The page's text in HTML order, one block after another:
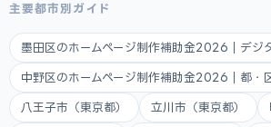
主要都市別ガイド
墨田区のホームページ制作補助金2026｜デジ
中野区のホームページ制作補助金2026｜都・
八王子市（東京都） 立川市（東京都）